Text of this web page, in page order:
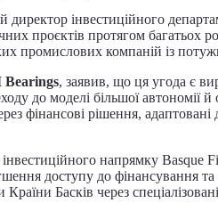
інвестиційного
проєктів протягом
промислових компаній із
Bearings, заявив, що ця угода є
до моделі більшої
фінансові рішення,
інвестиційного напрямку
доступу до фінансування
Країни Басків через